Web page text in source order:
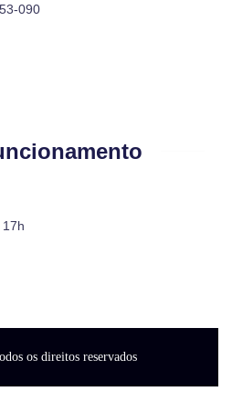
090
os direitos reservados